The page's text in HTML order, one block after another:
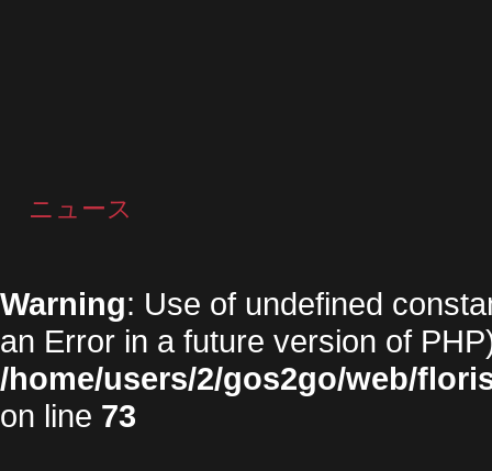
ニュース
Warning: Use of undefined
an Error in a future version of
/home/users/2/gos2go/web/
on line 73